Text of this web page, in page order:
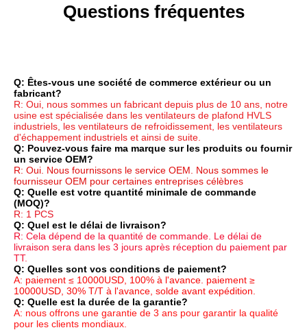
Questions fréquentes
Q: Êtes-vous une société de commerce extérieur ou un
fabricant?
R: Oui, nous sommes un fabricant depuis plus de 10 ans, notre
usine est spécialisée dans les ventilateurs de plafond HVLS
industriels, les ventilateurs de refroidissement, les ventilateurs
d'échappement industriels et ainsi de suite.
Q: Pouvez-vous faire ma marque sur les produits ou fournir
un service OEM?
R: Oui. Nous fournissons le service OEM. Nous sommes le
fournisseur OEM pour certaines entreprises célèbres
Q: Quelle est votre quantité minimale de commande
(MOQ)?
R: 1 PCS
Q: Quel est le délai de livraison?
R: Cela dépend de la quantité de commande. Le délai de
livraison sera dans les 3 jours après réception du paiement par
TT.
Q: Quelles sont vos conditions de paiement?
A: paiement ≤ 10000USD, 100% à l'avance. paiement ≥
10000USD, 30% T/T à l'avance, solde avant expédition.
Q: Quelle est la durée de la garantie?
A: nous offrons une garantie de 3 ans pour garantir la qualité
pour les clients mondiaux.